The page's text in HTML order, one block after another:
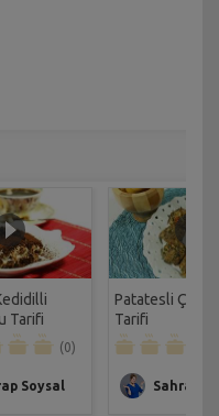
Tarifi
(0)
Soysal
Patatesli Çıtır
Tarifi
Sahrap